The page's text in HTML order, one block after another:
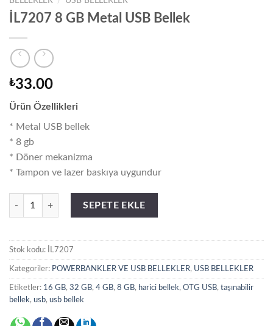
content/themes/
İL7207 8 GB Metal USB Bellek
₺33.00
Ürün Özellikleri
* Metal USB bellek
* 8 gb
* Döner mekanizma
* Tampon ve lazer baskıya uygundur
İL7207 8 GB Metal USB Bellek adet
SEPETE EKLE
Stok kodu: İL7207
Kategoriler: POWERBANKLER VE USB BELLEKLER, USB BELLEKLER
Etiketler: 16 GB, 32 GB, 4 GB, 8 GB, harici bellek, OTG USB, taşınabilir
bellek, usb, usb bellek